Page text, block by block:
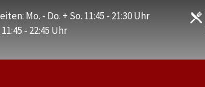
Mo. - Do. + So. 11:45 - 21:30 Uhr
11:45 - 22:45 Uhr